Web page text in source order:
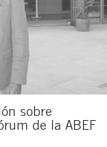
sobre
de la ABEF